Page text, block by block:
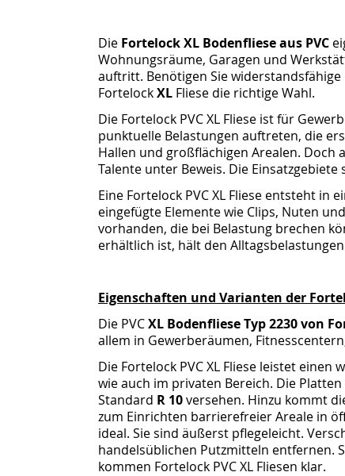
Die Fortelock XL Bodenfliese aus PVC
Wohnungsräume, Garagen und
auftritt. Benötigen Sie
FortelockXL Fliese die richtige Wahl.
Die Fortelock PVC XL Fliese ist für
punktuelle Belastungen auftreten, die
Hallen und großflächigen Arealen.
Talente unter Beweis. Die Einsatzgebiete
Eine Fortelock PVC XL Fliese entsteht in
eingefügte Elemente wie Clips, Nuten
vorhanden, die bei Belastung brechen
erhältlich ist, hält den
Eigenschaften und Varianten der
Die PVCXL Bodenfliese Typ 2230 von
allem in Gewerberäumen,
Die Fortelock PVC XL Fliese leistet
wie auch im privaten Bereich. Die
Standard R 10versehen. Hinzu kommt
zum Einrichten barrierefreier Areale in
ideal. Sie sind äußerst pflegeleicht.
handelsüblichen Putzmitteln entfernen.
kommen Fortelock PVC XL Fliesen klar.